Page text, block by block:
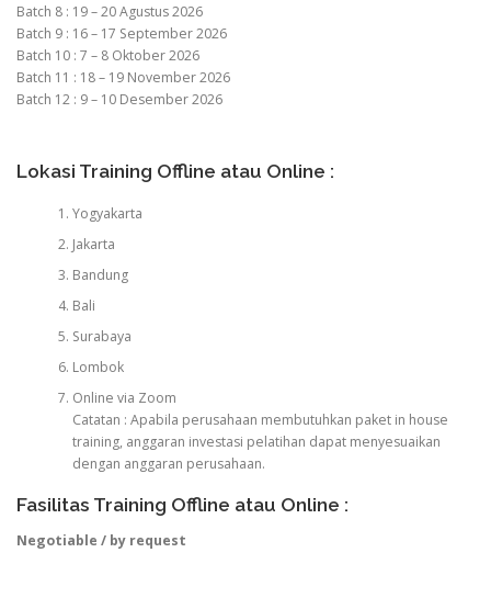
Batch 8 : 19 – 20 Agustus 2026
Batch 9 : 16 – 17 September 2026
Batch 10 : 7 – 8 Oktober 2026
Batch 11 : 18 – 19 November 2026
Batch 12 : 9 – 10 Desember 2026
Lokasi Training Offline atau Online :
Yogyakarta
Jakarta
Bandung
Bali
Surabaya
Lombok
Online via Zoom
Catatan : Apabila perusahaan membutuhkan paket in house
training, anggaran investasi pelatihan dapat menyesuaikan
dengan anggaran perusahaan.
Fasilitas Training Offline atau Online :
Negotiable / by request